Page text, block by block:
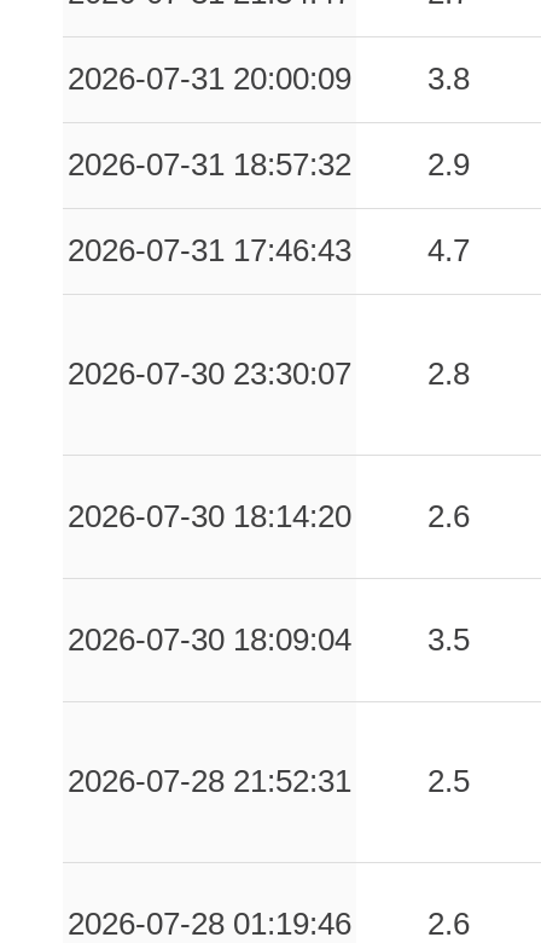
2026-07-31 20:00:09 3.8
2026-07-31 18:57:32 2.9
2026-07-31 17:46:43 4.7
2026-07-30 23:30:07 2.8
2026-07-30 18:14:20 2.6
2026-07-30 18:09:04 3.5
2026-07-28 21:52:31 2.5
2026-07-28 01:19:46 2.6